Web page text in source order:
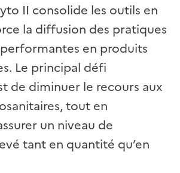
II consolide les outils en
la diffusion des pratiques
en produits
Le principal défi
de diminuer le recours aux
tout en
un niveau de
tant en quantité qu’en